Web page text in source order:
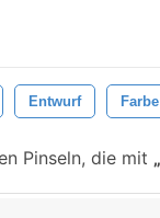
Entwurf Farbe
Pinseln, die mit